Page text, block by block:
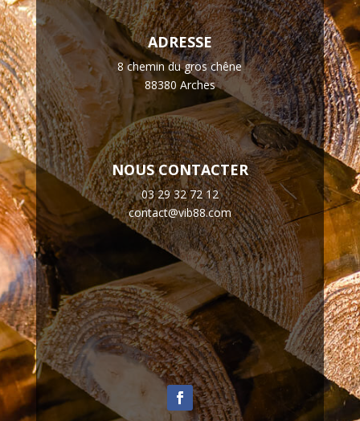
ADRESSE
8 chemin du gros chêne
88380 Arches
NOUS CONTACTER
03 29 32 72 12
contact@vib88.com